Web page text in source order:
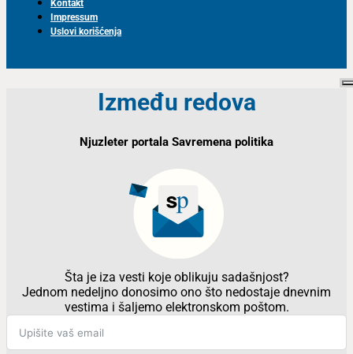
Kontakt
Impressum
Uslovi korišćenja
Između redova
Njuzleter portala Savremena politika
Šta je iza vesti koje oblikuju sadašnjost?
Jednom nedeljno donosimo ono što nedostaje dnevnim
vestima i šaljemo elektronskom poštom.